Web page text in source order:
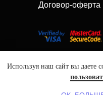
Используя наш сайт вы даете
Договор-оферта